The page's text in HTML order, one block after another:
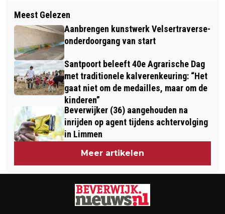
INSCHRIJVING WORKSHOP
BEURSVLOER 2017 GEOPEND
MEMORIA UITVAARTZORG
ORGANISEERT BIJEENKOMSTEN OVER
OMGAAN MET ROUW
Meest Gelezen
Aanbrengen kunstwerk Velsertraverse-
onderdoorgang van start
Santpoort beleeft 40e Agrarische Dag
met traditionele kalverenkeuring: “Het
gaat niet om de medailles, maar om de
kinderen”
Beverwijker (36) aangehouden na
inrijden op agent tijdens achtervolging
in Limmen
Meer artikelen